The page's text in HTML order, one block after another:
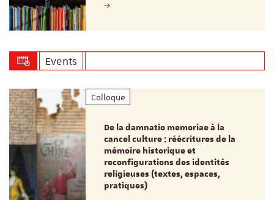
Events
Colloque
De la damnatio memoriae à la
cancel culture : réécritures de la
mémoire historique et
reconfigurations des identités
religieuses (textes, espaces,
pratiques)